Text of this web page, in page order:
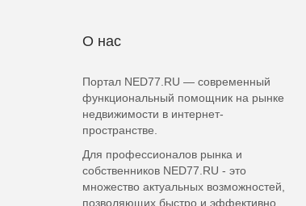
О нас
Портал NED77.RU — современный
функциональный помощник на рынке
недвижимости в интернет-
пространстве.
Для профессионалов рынка и
собственников NED77.RU - это
множество актуальных возможностей,
позволяющих быстро и эффективно